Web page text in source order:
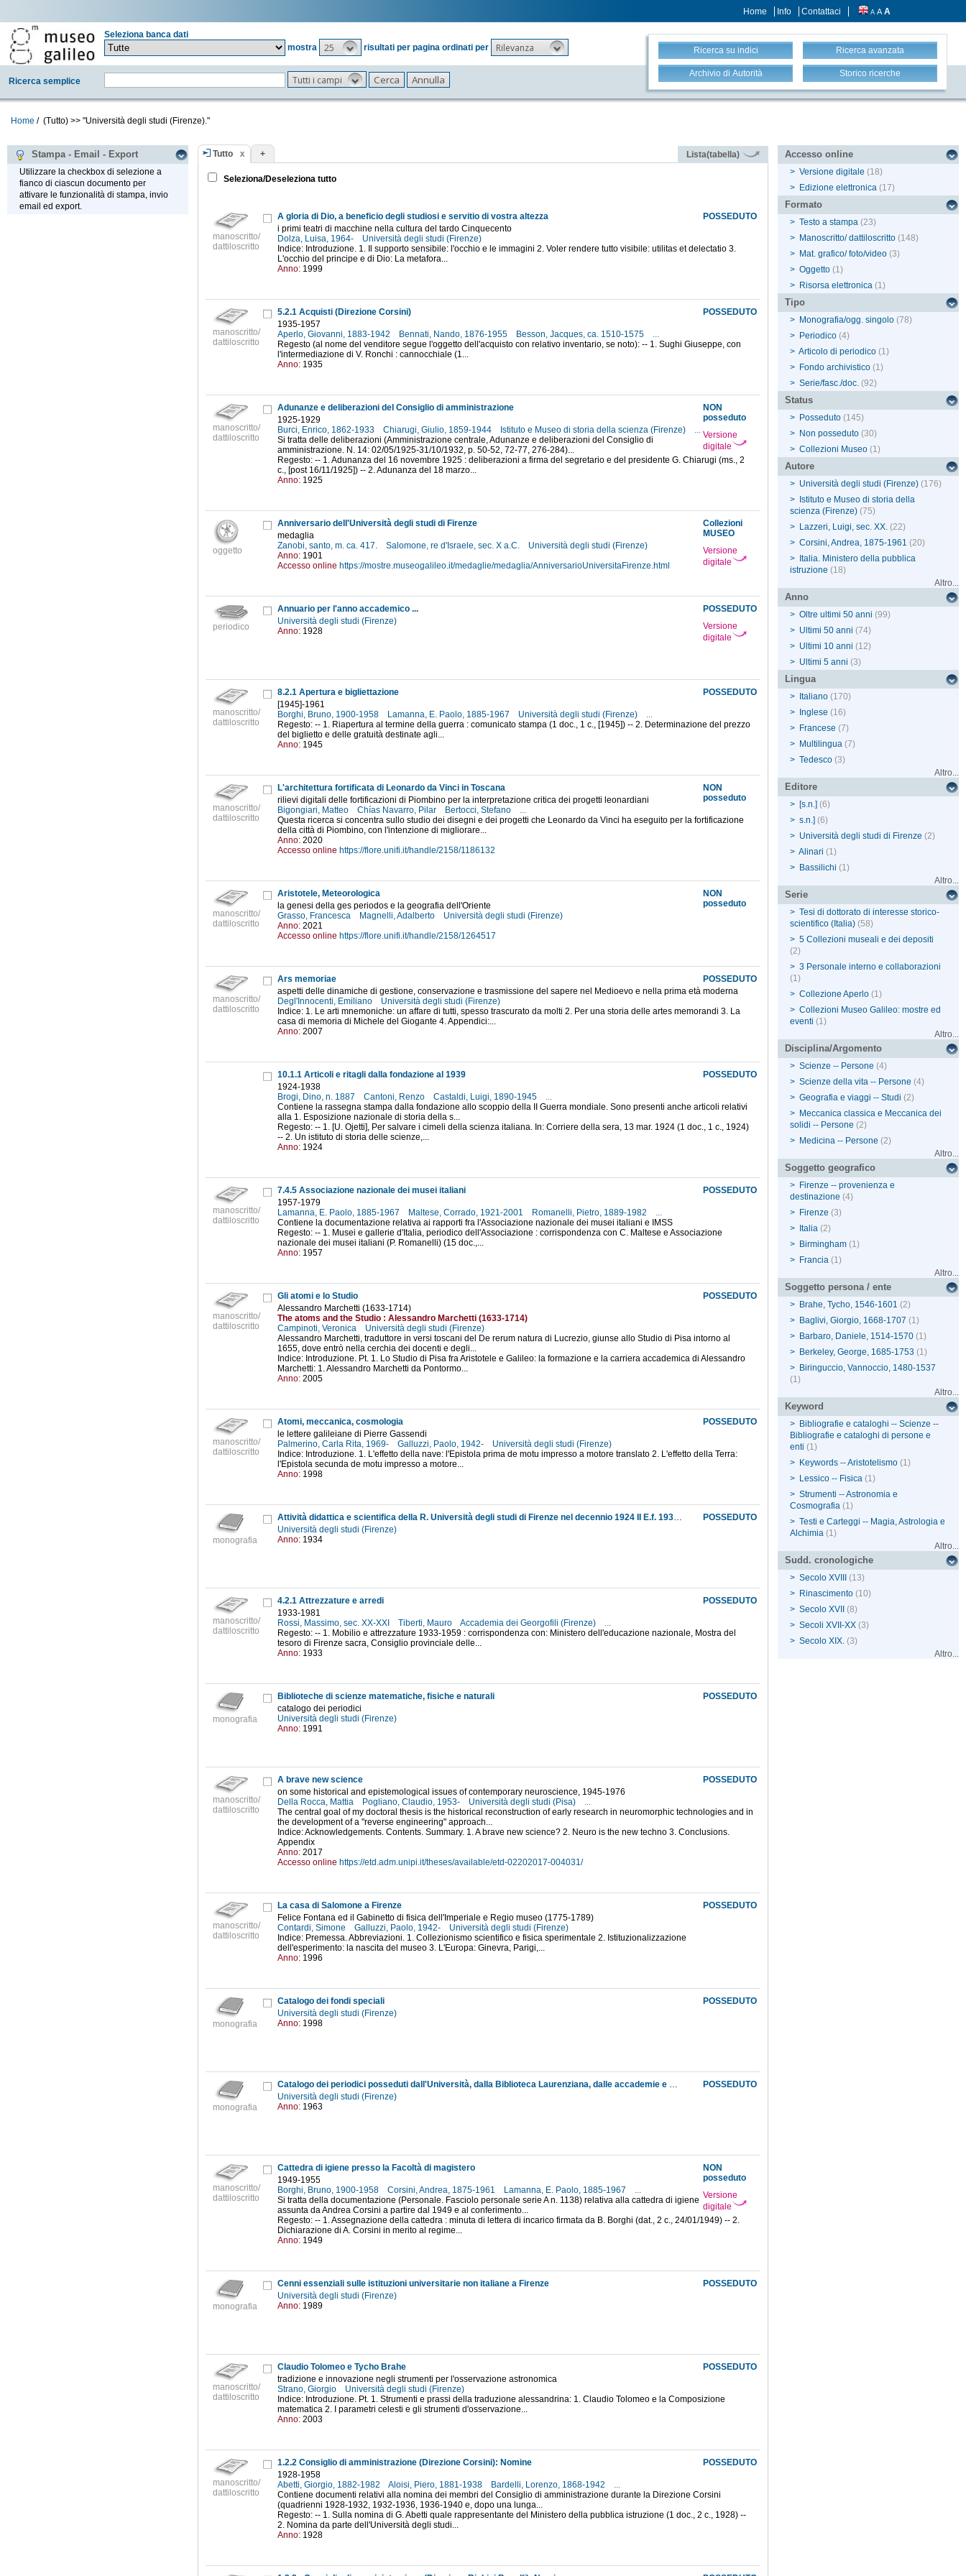
Home Info Contattaci A A A
Seleziona banca dati
mostra
25 risultati per pagina ordinati per Rilevanza
Ricerca semplice Tutti i campi
Ricerca su indici Ricerca avanzata
Archivio di Autorità Storico ricerche
Home / (Tutto) >> "Università degli studi (Firenze)."
Stampa - Email - Export
Utilizzare la checkbox di selezione a
fianco di ciascun documento per
attivare le funzionalità di stampa, invio
email ed export.
Tutto + Lista(tabella)
Seleziona/Deseleziona tutto
manoscritto/
dattiloscritto
POSSEDUTO
A gloria di Dio, a beneficio degli studiosi e servitio di vostra altezza
i primi teatri di macchine nella cultura del tardo Cinquecento
Dolza, Luisa, 1964-
Università degli studi (Firenze)
Indice: Introduzione. 1. Il supporto sensibile: l'occhio e le immagini 2. Voler rendere tutto visibile: utilitas et delectatio 3.
L'occhio del principe e di Dio: La metafora...
Anno: 1999
manoscritto/
dattiloscritto
POSSEDUTO
5.2.1 Acquisti (Direzione Corsini)
1935-1957
Aperlo, Giovanni, 1883-1942
Bennati, Nando, 1876-1955 Besson, Jacques, ca. 1510-1575
...
Regesto (al nome del venditore segue l'oggetto dell'acquisto con relativo inventario, se noto): -- 1. Sughi Giuseppe, con
l'intermediazione di V. Ronchi : cannocchiale (1...
Anno: 1935
manoscritto/
dattiloscritto
NON
posseduto
Versione
digitale
Adunanze e deliberazioni del Consiglio di amministrazione
1925-1929
Burci, Enrico, 1862-1933
Chiarugi, Giulio, 1859-1944 Istituto e Museo di storia della scienza (Firenze)
...
Si tratta delle deliberazioni (Amministrazione centrale, Adunanze e deliberazioni del Consiglio di
amministrazione. N. 14: 02/05/1925-31/10/1932, p. 50-52, 72-77, 276-284)...
Regesto: -- 1. Adunanza del 16 novembre 1925 : deliberazioni a firma del segretario e del presidente G. Chiarugi (ms., 2
c., [post 16/11/1925]) -- 2. Adunanza del 18 marzo...
Anno: 1925
oggetto
Collezioni
MUSEO
Versione
digitale
Anniversario dell'Università degli studi di Firenze
medaglia
Zanobi, santo, m. ca. 417.
Salomone, re d'Israele, sec. X a.C.
Università degli studi (Firenze)
Anno: 1901
Accesso online https://mostre.museogalileo.it/medaglie/medaglia/AnniversarioUniversitaFirenze.html
periodico
POSSEDUTO
Versione
digitale
Annuario per l'anno accademico ...
Università degli studi (Firenze)
Anno: 1928
manoscritto/
dattiloscritto
POSSEDUTO
8.2.1 Apertura e bigliettazione
[1945]-1961
Borghi, Bruno, 1900-1958
Lamanna, E. Paolo, 1885-1967 Università degli studi (Firenze)
...
Regesto: -- 1. Riapertura al termine della guerra : comunicato stampa (1 doc., 1 c., [1945]) -- 2. Determinazione del prezzo
del biglietto e delle gratuità destinate agli...
Anno: 1945
manoscritto/
dattiloscritto
NON
posseduto
L'architettura fortificata di Leonardo da Vinci in Toscana
rilievi digitali delle fortificazioni di Piombino per la interpretazione critica dei progetti leonardiani
Bigongiari, Matteo
Chías Navarro, Pilar Bertocci, Stefano
...
Questa ricerca si concentra sullo studio dei disegni e dei progetti che Leonardo da Vinci ha eseguito per la fortificazione
della città di Piombino, con l'intenzione di migliorare...
Anno: 2020
Accesso online https://flore.unifi.it/handle/2158/1186132
manoscritto/
dattiloscritto
NON
posseduto
Aristotele, Meteorologica
la genesi della ges periodos e la geografia dell'Oriente
Grasso, Francesca
Magnelli, Adalberto
Università degli studi (Firenze)
Anno: 2021
Accesso online https://flore.unifi.it/handle/2158/1264517
manoscritto/
dattiloscritto
POSSEDUTO
Ars memoriae
aspetti delle dinamiche di gestione, conservazione e trasmissione del sapere nel Medioevo e nella prima età moderna
Degl'Innocenti, Emiliano
Università degli studi (Firenze)
Indice: 1. Le arti mnemoniche: un affare di tutti, spesso trascurato da molti 2. Per una storia delle artes memorandi 3. La
casa di memoria di Michele del Giogante 4. Appendici:...
Anno: 2007
POSSEDUTO
10.1.1 Articoli e ritagli dalla fondazione al 1939
1924-1938
Brogi, Dino, n. 1887
Cantoni, Renzo Castaldi, Luigi, 1890-1945
...
Contiene la rassegna stampa dalla fondazione allo scoppio della II Guerra mondiale. Sono presenti anche articoli relativi
alla 1. Esposizione nazionale di storia della s...
Regesto: -- 1. [U. Ojetti], Per salvare i cimeli della scienza italiana. In: Corriere della sera, 13 mar. 1924 (1 doc., 1 c., 1924)
-- 2. Un istituto di storia delle scienze,...
Anno: 1924
manoscritto/
dattiloscritto
POSSEDUTO
7.4.5 Associazione nazionale dei musei italiani
1957-1979
Lamanna, E. Paolo, 1885-1967
Maltese, Corrado, 1921-2001 Romanelli, Pietro, 1889-1982
...
Contiene la documentazione relativa ai rapporti fra l'Associazione nazionale dei musei italiani e IMSS
Regesto: -- 1. Musei e gallerie d'Italia, periodico dell'Associazione : corrispondenza con C. Maltese e Associazione
nazionale dei musei italiani (P. Romanelli) (15 doc.,...
Anno: 1957
manoscritto/
dattiloscritto
POSSEDUTO
Gli atomi e lo Studio
Alessandro Marchetti (1633-1714)
The atoms and the Studio : Alessandro Marchetti (1633-1714)
Campinoti, Veronica
Università degli studi (Firenze)
Alessandro Marchetti, traduttore in versi toscani del De rerum natura di Lucrezio, giunse allo Studio di Pisa intorno al
1655, dove entrò nella cerchia dei docenti e degli...
Indice: Introduzione. Pt. 1. Lo Studio di Pisa fra Aristotele e Galileo: la formazione e la carriera accademica di Alessandro
Marchetti: 1. Alessandro Marchetti da Pontormo...
Anno: 2005
manoscritto/
dattiloscritto
POSSEDUTO
Atomi, meccanica, cosmologia
le lettere galileiane di Pierre Gassendi
Palmerino, Carla Rita, 1969-
Galluzzi, Paolo, 1942-
Università degli studi (Firenze)
Indice: Introduzione. 1. L'effetto della nave: l'Epistola prima de motu impresso a motore translato 2. L'effetto della Terra:
l'Epistola secunda de motu impresso a motore...
Anno: 1998
monografia
POSSEDUTO
Attività didattica e scientifica della R. Università degli studi di Firenze nel decennio 1924 II E.f. 1934 XII E.f.
Università degli studi (Firenze)
Anno: 1934
manoscritto/
dattiloscritto
POSSEDUTO
4.2.1 Attrezzature e arredi
1933-1981
Rossi, Massimo, sec. XX-XXI
Tiberti, Mauro Accademia dei Georgofili (Firenze)
...
Regesto: -- 1. Mobilio e attrezzature 1933-1959 : corrispondenza con: Ministero dell'educazione nazionale, Mostra del
tesoro di Firenze sacra, Consiglio provinciale delle...
Anno: 1933
monografia
POSSEDUTO
Biblioteche di scienze matematiche, fisiche e naturali
catalogo dei periodici
Università degli studi (Firenze)
Anno: 1991
manoscritto/
dattiloscritto
POSSEDUTO
A brave new science
on some historical and epistemological issues of contemporary neuroscience, 1945-1976
Della Rocca, Mattia
Pogliano, Claudio, 1953- Università degli studi (Pisa)
...
The central goal of my doctoral thesis is the historical reconstruction of early research in neuromorphic technologies and in
the development of a "reverse engineering" approach...
Indice: Acknowledgements. Contents. Summary. 1. A brave new science? 2. Neuro is the new techno 3. Conclusions.
Appendix
Anno: 2017
Accesso online https://etd.adm.unipi.it/theses/available/etd-02202017-004031/
manoscritto/
dattiloscritto
POSSEDUTO
La casa di Salomone a Firenze
Felice Fontana ed il Gabinetto di fisica dell'Imperiale e Regio museo (1775-1789)
Contardi, Simone
Galluzzi, Paolo, 1942-
Università degli studi (Firenze)
Indice: Premessa. Abbreviazioni. 1. Collezionismo scientifico e fisica sperimentale 2. Istituzionalizzazione
dell'esperimento: la nascita del museo 3. L'Europa: Ginevra, Parigi,...
Anno: 1996
monografia
POSSEDUTO
Catalogo dei fondi speciali
Università degli studi (Firenze)
Anno: 1998
monografia
POSSEDUTO
Catalogo dei periodici posseduti dall'Università, dalla Biblioteca Laurenziana, dalle accademie e da altre istituzioni di Firenze
Università degli studi (Firenze)
Anno: 1963
manoscritto/
dattiloscritto
NON
posseduto
Versione
digitale
Cattedra di igiene presso la Facoltà di magistero
1949-1955
Borghi, Bruno, 1900-1958
Corsini, Andrea, 1875-1961 Lamanna, E. Paolo, 1885-1967
...
Si tratta della documentazione (Personale. Fasciolo personale serie A n. 1138) relativa alla cattedra di igiene
assunta da Andrea Corsini a partire dal 1949 e al conferimento...
Regesto: -- 1. Assegnazione della cattedra : minuta di lettera di incarico firmata da B. Borghi (dat., 2 c., 24/01/1949) -- 2.
Dichiarazione di A. Corsini in merito al regime...
Anno: 1949
monografia
POSSEDUTO
Cenni essenziali sulle istituzioni universitarie non italiane a Firenze
Università degli studi (Firenze)
Anno: 1989
manoscritto/
dattiloscritto
POSSEDUTO
Claudio Tolomeo e Tycho Brahe
tradizione e innovazione negli strumenti per l'osservazione astronomica
Strano, Giorgio
Università degli studi (Firenze)
Indice: Introduzione. Pt. 1. Strumenti e prassi della traduzione alessandrina: 1. Claudio Tolomeo e la Composizione
matematica 2. I parametri celesti e gli strumenti d'osservazione...
Anno: 2003
manoscritto/
dattiloscritto
POSSEDUTO
1.2.2 Consiglio di amministrazione (Direzione Corsini): Nomine
1928-1958
Abetti, Giorgio, 1882-1982
Aloisi, Piero, 1881-1938 Bardelli, Lorenzo, 1868-1942
...
Contiene documenti relativi alla nomina dei membri del Consiglio di amministrazione durante la Direzione Corsini
(quadrienni 1928-1932, 1932-1936, 1936-1940 e, dopo una lunga...
Regesto: -- 1. Sulla nomina di G. Abetti quale rappresentante del Ministero della pubblica istruzione (1 doc., 2 c., 1928) --
2. Nomina da parte dell'Università degli studi...
Anno: 1928
Accesso online
> Versione digitale (18)
> Edizione elettronica (17)
Formato
> Testo a stampa (23)
> Manoscritto/ dattiloscritto (148)
> Mat. grafico/ foto/video (3)
> Oggetto (1)
> Risorsa elettronica (1)
Tipo
> Monografia/ogg. singolo (78)
> Periodico (4)
> Articolo di periodico (1)
> Fondo archivistico(1)
> Serie/fasc./doc. (92)
Status
> Posseduto (145)
> Non posseduto (30)
> Collezioni Museo (1)
Autore
> Università degli studi (Firenze) (176)
>
Istituto e Museo di storia della
scienza (Firenze) (75)
> Lazzeri, Luigi, sec. XX. (22)
> Corsini, Andrea, 1875-1961 (20)
>
Italia. Ministero della pubblica
istruzione (18)
Altro...
Anno
> Oltre ultimi 50 anni (99)
> Ultimi 50 anni (74)
> Ultimi 10 anni (12)
> Ultimi 5 anni (3)
Lingua
> Italiano (170)
>
Inglese (16)
> Francese (7)
> Multilingua (7)
> Tedesco (3)
Altro...
Editore
> [s.n.] (6)
> s.n.] (6)
> Università degli studi di Firenze (2)
> Alinari (1)
> Bassilichi (1)
Altro...
Serie
> Tesi di dottorato di interesse storico-
scientifico (Italia) (58)
> 5 Collezioni museali e dei depositi
(2)
> 3 Personale interno e collaborazioni
(1)
> Collezione Aperlo (1)
> Collezioni Museo Galileo: mostre ed
eventi (1)
Altro...
Disciplina/Argomento
> Scienze -- Persone (4)
> Scienze della vita -- Persone (4)
> Geografia e viaggi -- Studi (2)
> Meccanica classica e Meccanica dei
solidi -- Persone (2)
> Medicina -- Persone (2)
Altro...
Soggetto geografico
> Firenze -- provenienza e
destinazione (4)
> Firenze (3)
>
Italia (2)
> Birmingham (1)
> Francia (1)
Altro...
Soggetto persona / ente
> Brahe, Tycho, 1546-1601 (2)
> Baglivi, Giorgio, 1668-1707 (1)
> Barbaro, Daniele, 1514-1570 (1)
> Berkeley, George, 1685-1753 (1)
> Biringuccio, Vannoccio, 1480-1537
(1)
Altro...
Keyword
> Bibliografie e cataloghi -- Scienze --
Bibliografie e cataloghi di persone e
enti (1)
> Keywords -- Aristotelismo (1)
> Lessico -- Fisica (1)
> Strumenti -- Astronomia e
Cosmografia (1)
> Testi e Carteggi -- Magia, Astrologia e
Alchimia (1)
Altro...
Sudd. cronologiche
> Secolo XVIII
(13)
> Rinascimento (10)
> Secolo XVII
(8)
> Secoli XVII-XX (3)
> Secolo XIX. (3)
Altro...